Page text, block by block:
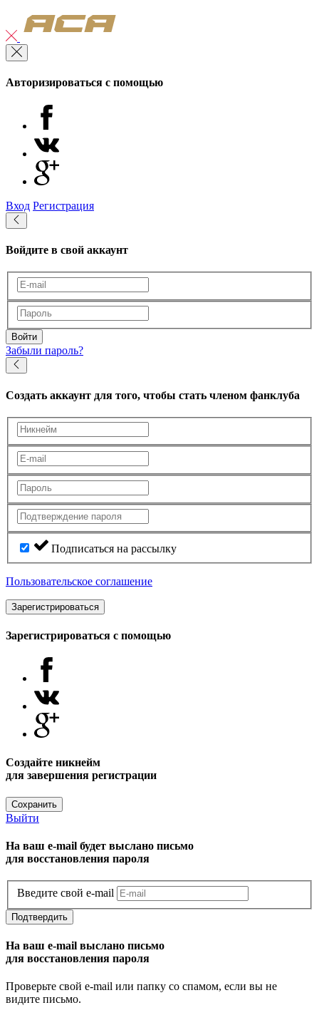
Авторизироваться с помощью
Вход Регистрация
Войдите в свой аккаунт
Войти
Забыли пароль?
Создать аккаунт для того, чтобы стать членом фанклуба
Подписаться на рассылку
Пользовательское соглашение
Зарегистрироваться
Зарегистрироваться с помощью
Создайте никнейм
для завершения регистрации
Сохранить
Выйти
На ваш e-mail будет выслано письмо
для восстановления пароля
Введите свой e-mail
Подтвердить
На ваш e-mail выслано письмо
для восстановления пароля
Проверьте свой e-mail или папку со спамом, если вы не
видите письмо.